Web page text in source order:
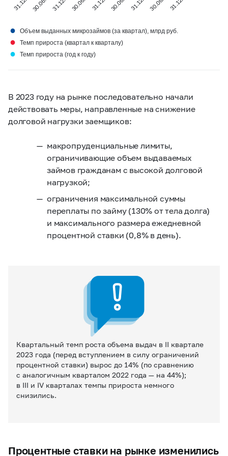
● Объем выданных микрозаймов (за квартал), млрд руб.
● Темп прироста (квартал к кварталу)
● Темп прироста (год к году)
В 2023 году на рынке последовательно начали
действовать меры, направленные на снижение
долговой нагрузки заемщиков:
макропруденциальные лимиты,
ограничивающие объем выдаваемых
займов гражданам с высокой долговой
нагрузкой;
ограничения максимальной суммы
переплаты по займу (130% от тела долга)
и максимального размера ежедневной
процентной ставки (0,8% в день).
Квартальный темп роста объема выдач в II квартале
2023 года (перед вступлением в силу ограничений
процентной ставки) вырос до 14% (по сравнению
с аналогичным кварталом 2022 года — на 44%);
в III и IV кварталах темпы прироста немного
снизились.
Процентные ставки на рынке изменились